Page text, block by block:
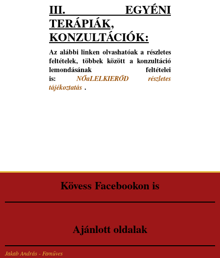
III. EGYÉNI
TERÁPIÁK,
KONZULTÁCIÓK:
Az alábbi linken olvashatóak a részletes
feltételek, többek között a konzultáció
lemondásának feltételei
is:NŐaLELKIERŐD részletes
tájékoztatás .
Kövess Facebookon is
Ajánlott oldalak
Jakab András - Faműves